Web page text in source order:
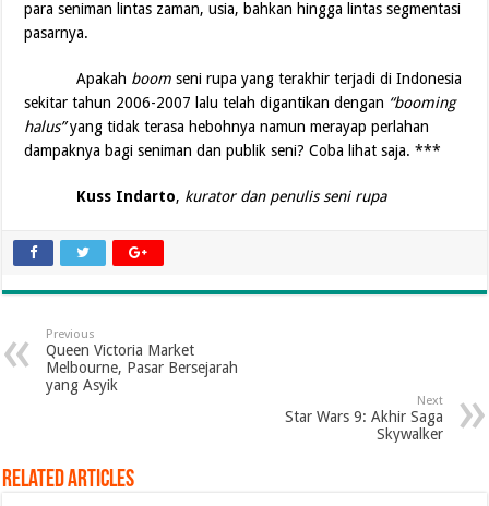
para seniman lintas zaman, usia, bahkan hingga lintas segmentasi
pasarnya.
Apakah boom seni rupa yang terakhir terjadi di Indonesia
sekitar tahun 2006-2007 lalu telah digantikan dengan “booming
halus”yang tidak terasa hebohnya namun merayap perlahan
dampaknya bagi seniman dan publik seni? Coba lihat saja. ***
Kuss Indarto, kurator dan penulis seni rupa
Previous
Queen Victoria Market
Melbourne, Pasar Bersejarah
yang Asyik
Next
Star Wars 9: Akhir Saga
Skywalker
Related Articles